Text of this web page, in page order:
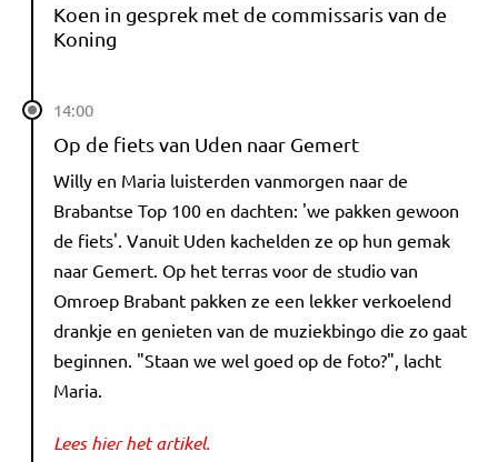
Koen in gesprek met de commissaris van de
Koning
14:00
Op de fiets van Uden naar Gemert
Willy en Maria luisterden vanmorgen naar de
Brabantse Top 100 en dachten: 'we pakken gewoon
de fiets'. Vanuit Uden kachelden ze op hun gemak
naar Gemert. Op het terras voor de studio van
Omroep Brabant pakken ze een lekker verkoelend
drankje en genieten van de muziekbingo die zo gaat
beginnen. "Staan we wel goed op de foto?", lacht
Maria.
Lees hier het artikel.